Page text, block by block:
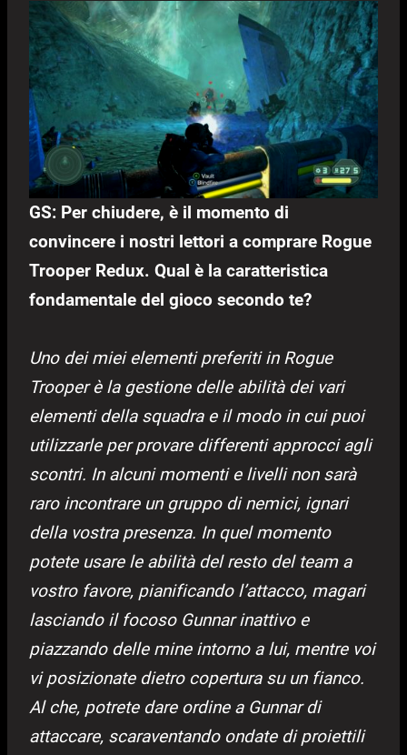
GS: Per chiudere, è il momento di
convincere i nostri lettori a comprare Rogue
Trooper Redux. Qual è la caratteristica
fondamentale del gioco secondo te?
Uno dei miei elementi preferiti in Rogue
Trooper è la gestione delle abilità dei vari
elementi della squadra e il modo in cui puoi
utilizzarle per provare differenti approcci agli
scontri. In alcuni momenti e livelli non sarà
raro incontrare un gruppo di nemici, ignari
della vostra presenza. In quel momento
potete usare le abilità del resto del team a
vostro favore, pianificando l’attacco, magari
lasciando il focoso Gunnar inattivo e
piazzando delle mine intorno a lui, mentre voi
vi posizionate dietro copertura su un fianco.
Al che, potrete dare ordine a Gunnar di
attaccare, scaraventando ondate di proiettili